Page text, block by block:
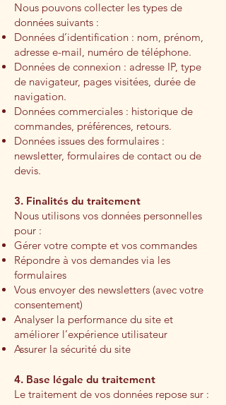
Nous pouvons collecter les types de
données suivants :
Données d’identification : nom, prénom,
adresse e-mail, numéro de téléphone.
Données de connexion : adresse IP, type
de navigateur, pages visitées, durée de
navigation.
Données commerciales : historique de
commandes, préférences, retours.
Données issues des formulaires :
newsletter, formulaires de contact ou de
devis.
3. Finalités du traitement
Nous utilisons vos données personnelles
pour :
Gérer votre compte et vos commandes
Répondre à vos demandes via les
formulaires
Vous envoyer des newsletters (avec votre
consentement)
Analyser la performance du site et
améliorer l’expérience utilisateur
Assurer la sécurité du site
4. Base légale du traitement
Le traitement de vos données repose sur :